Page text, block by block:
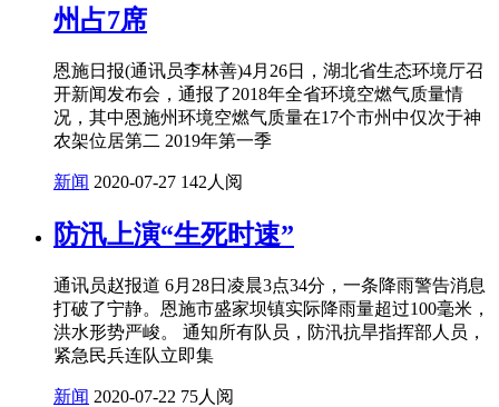
州占7席
恩施日报(通讯员李林善)4月26日，湖北省生态环境厅召
开新闻发布会，通报了2018年全省环境空燃气质量情
况，其中恩施州环境空燃气质量在17个市州中仅次于神
农架位居第二 2019年第一季
新闻 2020-07-27 142人阅
防汛上演“生死时速”
通讯员赵报道 6月28日凌晨3点34分，一条降雨警告消息
打破了宁静。恩施市盛家坝镇实际降雨量超过100毫米，
洪水形势严峻。 通知所有队员，防汛抗旱指挥部人员，
紧急民兵连队立即集
新闻 2020-07-22 75人阅